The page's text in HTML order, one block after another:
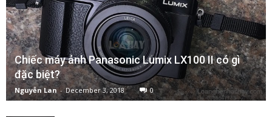
Chiếc máy ảnh Panasonic Lumix LX100 II có gì
đặc biệt?
Nguyễn Lan - December 3, 2018 0